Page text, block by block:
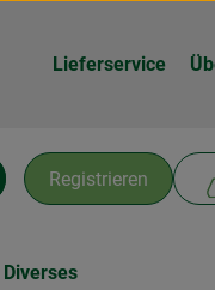
Lieferservice
Registrieren